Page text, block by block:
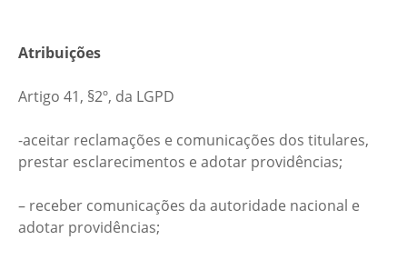
Atribuições
Artigo 41, §2º, da LGPD
-aceitar reclamações e comunicações dos titulares,
prestar esclarecimentos e adotar providências;
– receber comunicações da autoridade nacional e
adotar providências;